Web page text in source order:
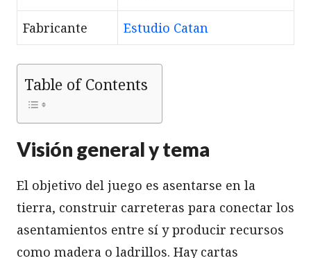
Fabricante Estudio Catan
Table of Contents
Visión general y tema
El objetivo del juego es asentarse en la
tierra, construir carreteras para conectar los
asentamientos entre sí y producir recursos
como madera o ladrillos. Hay cartas